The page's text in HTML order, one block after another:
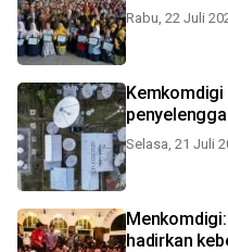
Rabu, 22 Juli
Selasa, 21 Juli
hadirkan